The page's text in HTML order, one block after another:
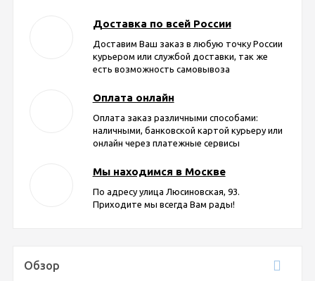
Доставка по всей России
Доставим Ваш заказ в любую точку России
курьером или службой доставки, так же
есть возможность самовывоза
Оплата онлайн
Оплата заказ различными способами:
наличными, банковской картой курьеру или
онлайн через платежные сервисы
Мы находимся в Москве
По адресу улица Люсиновская, 93.
Приходите мы всегда Вам рады!
Обзор